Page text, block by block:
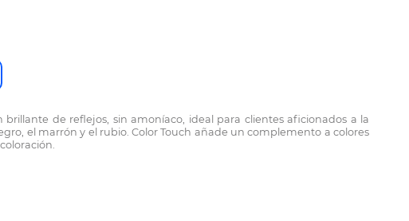
de reflejos, sin amoníaco, ideal para clientes aficionados a la
el marrón y el rubio. Color Touch añade un complemento a colores